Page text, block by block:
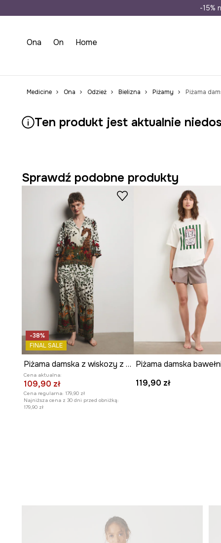
Wysyłka
-15%
Ona On Home
Medicine Ona Odzież Bielizna Piżamy Piżama
Ten produkt jest aktualnie
Sprawdź podobne produkty
-38%
FINAL SALE
Piżama damska z wiskozy z kolekcji Ilona Tambor x Medicine
Cena aktualna:
109,90 zł
Cena regularna: 179,90 zł
Najniższa cena z 30 dni przed obniżką:
179,90 zł
119,90 zł